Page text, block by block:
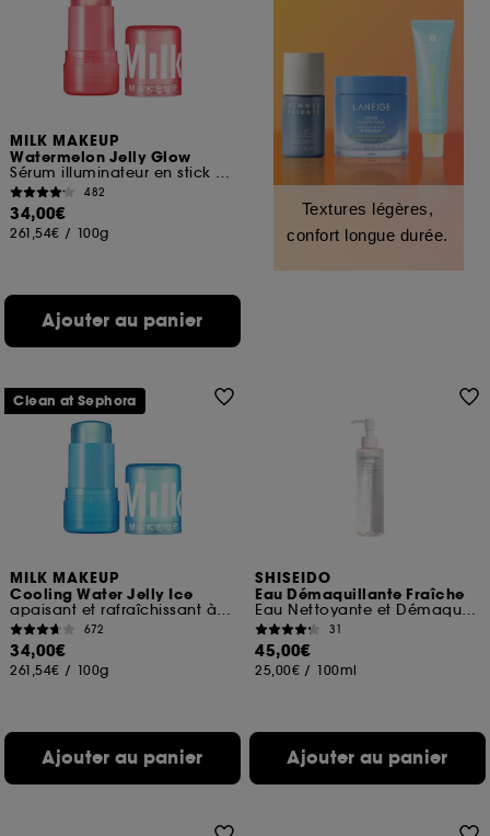
MILK MAKEUP
Watermelon Jelly Glow
Sérum illuminateur en stick aux peptides
482
34,00€
261,54€ / 100g
Ajouter au panier
Textures légères,
confort longue durée.
MILK MAKEUP
Cooling Water Jelly Ice
apaisant et rafraîchissant à la niacinamide
672
34,00€
261,54€ / 100g
Ajouter au panier
Clean at Sephora
SHISEIDO
Eau Démaquillante Fraîche
Eau Nettoyante et Démaquillante
31
45,00€
25,00€ / 100ml
Ajouter au panier